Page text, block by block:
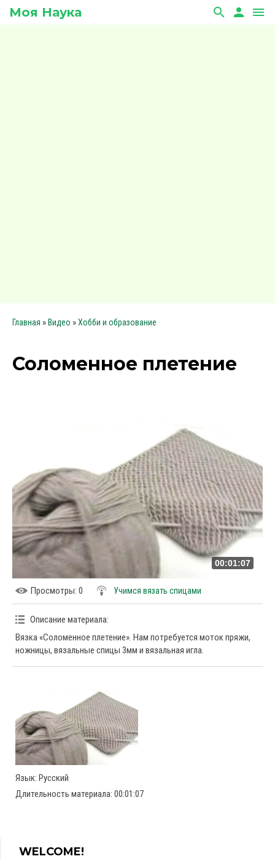
Моя Наука search person menu
Главная » Видео »Хобби и образование
Соломенное плетение
00:01:07
Просмотры: 0 Учимся вязать спицами
Описание материала:
Вязка «Соломенное плетение». Нам потребуется моток пряжи,
ножницы, вязальные спицы 3мм и вязальная игла.
Язык: Русский
Длительность материала: 00:01:07
WELCOME!